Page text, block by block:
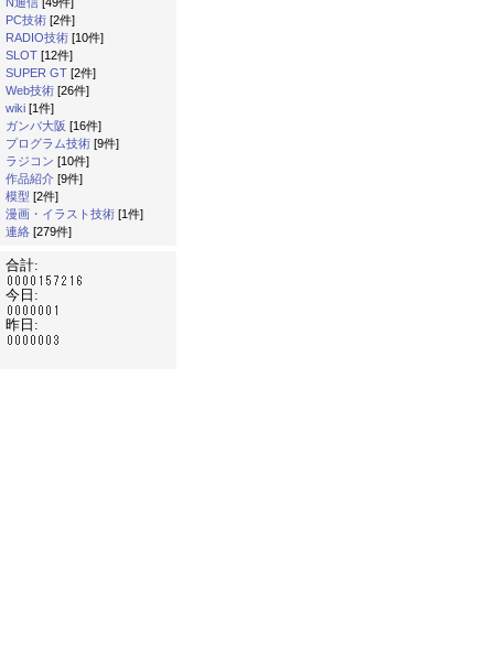
PC技術 [2件]
RADIO技術 [10件]
SLOT [12件]
SUPER GT [2件]
Web技術 [26件]
wiki [1件]
ガンバ大阪 [16件]
プログラム技術 [9件]
ラジコン [10件]
作品紹介 [9件]
模型 [2件]
漫画・イラスト技術 [1件]
連絡 [279件]
合計:
今日:
昨日: